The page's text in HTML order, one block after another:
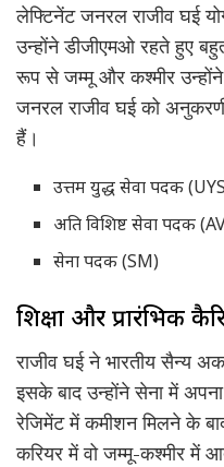
लेफ्टिनेंट जनरल राजीव घई
उन्होंने डीजीएमओ रहते हुए
रूप से जम्मू और कश्मीर
जनरल राजीव घई को
हैं।
उत्तम युद्ध सेवा पदक
अति विशिष्ट सेवा पदक
सेना पदक (SM)
शिक्षा और प्रारंभिक
राजीव घई ने भारतीय सैन्य
इसके बाद उन्होंने सेना में
रेजिमेंट में कमीशन मिलने के
करियर में वो जम्मू-कश्मीर में